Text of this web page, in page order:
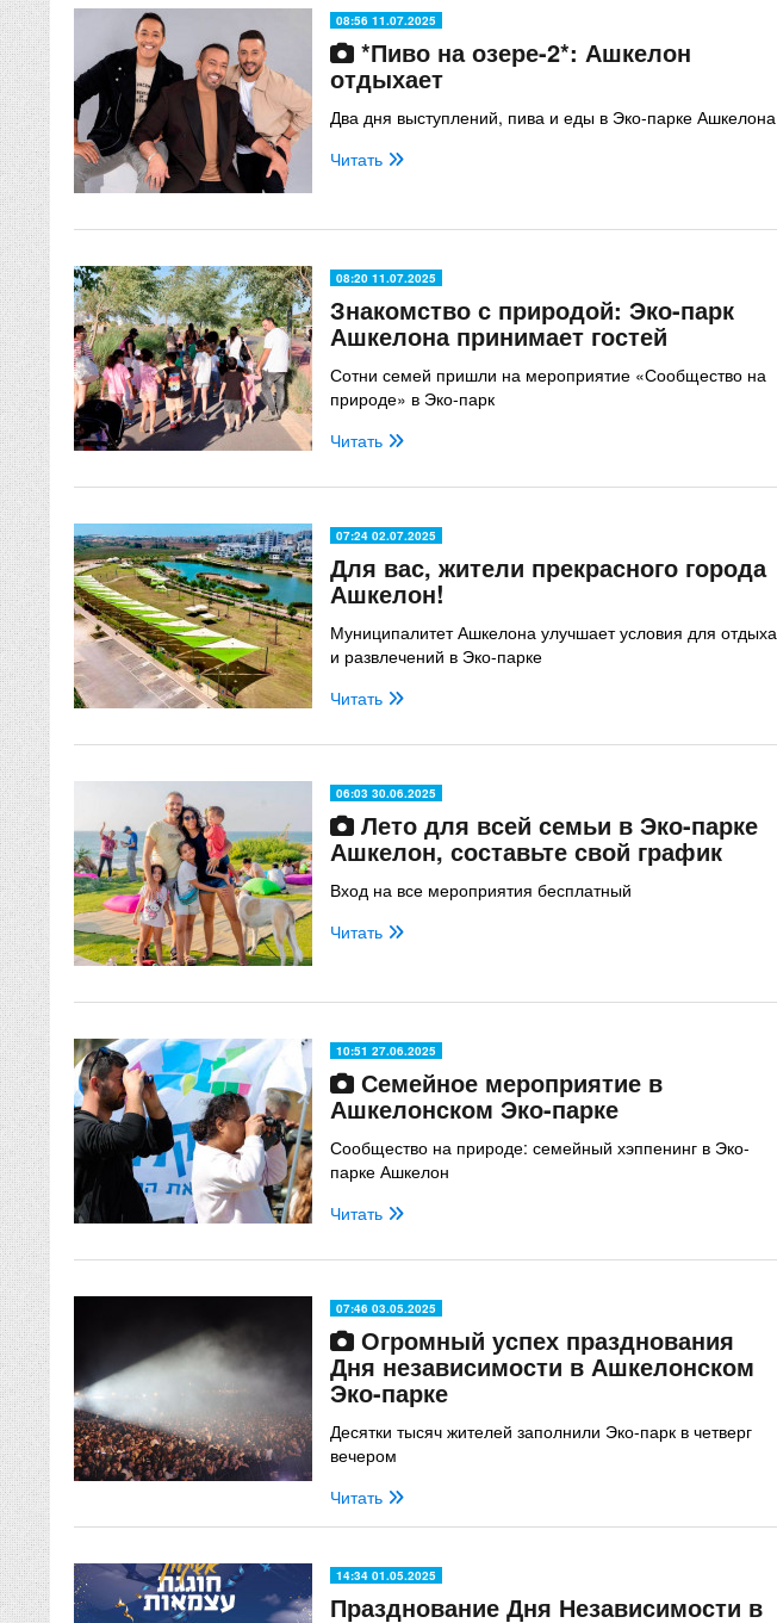
08:56 11.07.2025
*Пиво на озере-2*: Ашкелон
отдыхает
Два дня выступлений, пива и еды в Эко-парке Ашкелона
Читать
08:20 11.07.2025
Знакомство с природой: Эко-парк
Ашкелона принимает гостей
Сотни семей пришли на мероприятие «Сообщество на
природе» в Эко-парк
Читать
07:24 02.07.2025
Для вас, жители прекрасного города
Ашкелон!
Муниципалитет Ашкелона улучшает условия для отдыха
и развлечений в Эко-парке
Читать
06:03 30.06.2025
Лето для всей семьи в Эко-парке
Ашкелон, составьте свой график
Вход на все мероприятия бесплатный
Читать
10:51 27.06.2025
Семейное мероприятие в
Ашкелонском Эко-парке
Сообщество на природе: семейный хэппенинг в Эко-
парке Ашкелон
Читать
07:46 03.05.2025
Огромный успех празднования
Дня независимости в Ашкелонском
Эко-парке
Десятки тысяч жителей заполнили Эко-парк в четверг
вечером
Читать
14:34 01.05.2025
Празднование Дня Независимости в